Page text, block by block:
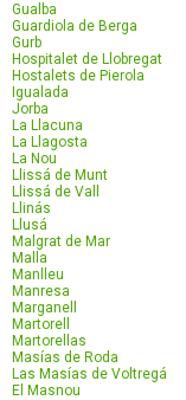
Gualba
Guardiola de Berga
Gurb
Hospitalet de Llobregat
Hostalets de Pierola
Igualada
Jorba
La Llacuna
La Llagosta
La Nou
Llissá de Munt
Llissá de Vall
Llinás
Llusá
Malgrat de Mar
Malla
Manlleu
Manresa
Marganell
Martorell
Martorellas
Masías de Roda
Las Masías de Voltregá
El Masnou